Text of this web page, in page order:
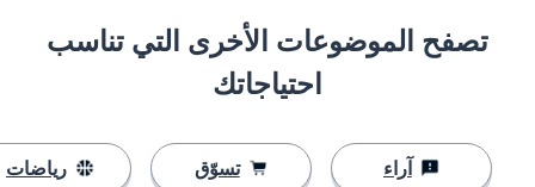
تصفح الموضوعات الأخرى التي تناسب
احتياجاتك
آراء تسوّق رياضات